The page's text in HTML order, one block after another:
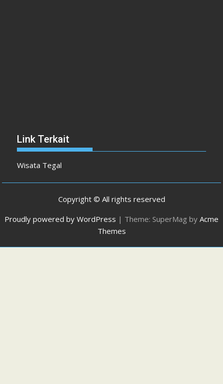
Link Terkait
Wisata Tegal
Copyright © All rights reserved
Proudly powered by WordPress | Theme: SuperMag by Acme
Themes